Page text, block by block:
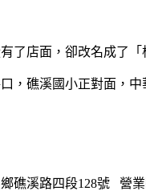
了店面，卻改名成了「
，礁溪國小正對面，中
礁溪路四段128號 營